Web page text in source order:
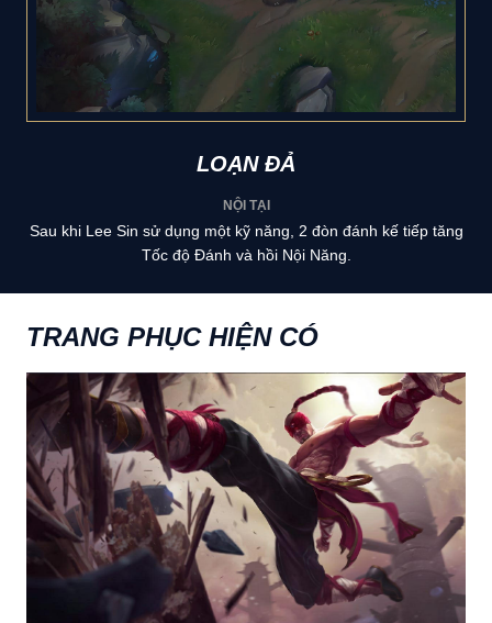
LOẠN ĐẢ
NỘI TẠI
Sau khi Lee Sin sử dụng một kỹ năng, 2 đòn đánh kế tiếp tăng
Tốc độ Đánh và hồi Nội Năng.
TRANG PHỤC HIỆN CÓ